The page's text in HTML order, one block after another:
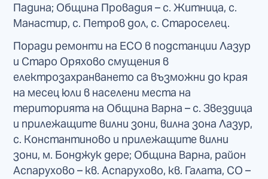
Падина; Община Провадия – с. Житница, с.
Манастир, с. Петров дол, с. Староселец.
Поради ремонти на ЕСО в подстанции Лазур
и Старо Оряхово смущения в
електрозахранването са възможни до края
на месец юли в населени места на
територията на Община Варна – с. Звездица
и прилежащите вилни зони, вилна зона Лазур,
с. Константиново и прилежащите вилни
зони, м. Бонджук дере; Община Варна, район
Аспарухово – кв. Аспарухово, кв. Галата, СО –